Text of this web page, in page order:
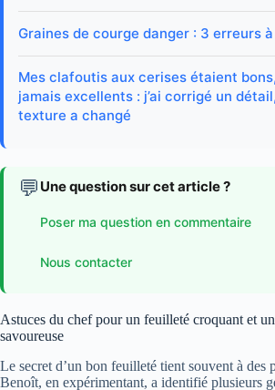
Graines de courge danger : 3 erreurs
Mes clafoutis aux cerises étaient bons,
jamais excellents : j’ai corrigé un
texture a changé
💬 Une question sur cet article ?
Poser ma question en commentaire
Nous contacter
Astuces du chef pour un feuilleté croquant et
savoureuse
Le secret d’un bon feuilleté tient souvent à des
Benoît, en expérimentant, a identifié plusieurs